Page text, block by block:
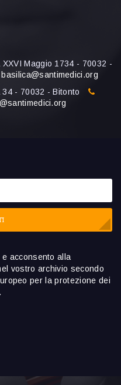
Maggio 1734 - 70032 -
basilica@santimedici.org
34 - 70032 - Bitonto
e acconsento alla
vostro archivio secondo
per la protezione dei